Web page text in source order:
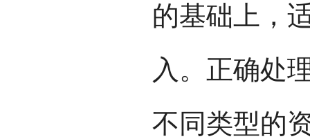
的基础上，
入。正确处
不同类型的